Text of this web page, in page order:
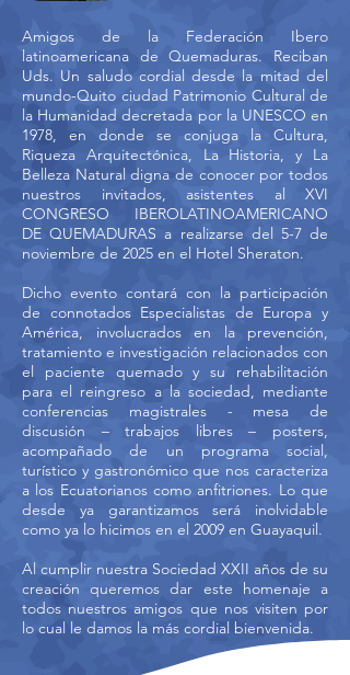
Amigos de la Federación Ibero
latinoamericana de Quemaduras. Reciban
Uds. Un saludo cordial desde la mitad del
mundo-Quito ciudad Patrimonio Cultural de
la Humanidad decretada por la UNESCO en
1978, en donde se conjuga la Cultura,
Riqueza Arquitectónica, La Historia, y La
Belleza Natural digna de conocer por todos
nuestros invitados, asistentes al XVI
CONGRESO IBEROLATINOAMERICANO
DE QUEMADURAS a realizarse del 5-7 de
noviembre de 2025 en el Hotel Sheraton.
Dicho evento contará con la participación
de connotados Especialistas de Europa y
América, involucrados en la prevención,
tratamiento e investigación relacionados con
el paciente quemado y su rehabilitación
para el reingreso a la sociedad, mediante
conferencias magistrales - mesa de
discusión – trabajos libres – posters,
acompañado de un programa social,
turístico y gastronómico que nos caracteriza
a los Ecuatorianos como anfitriones. Lo que
desde ya garantizamos será inolvidable
como ya lo hicimos en el 2009 en Guayaquil.
Al cumplir nuestra Sociedad XXII años de su
creación queremos dar este homenaje a
todos nuestros amigos que nos visiten por
lo cual le damos la más cordial bienvenida.